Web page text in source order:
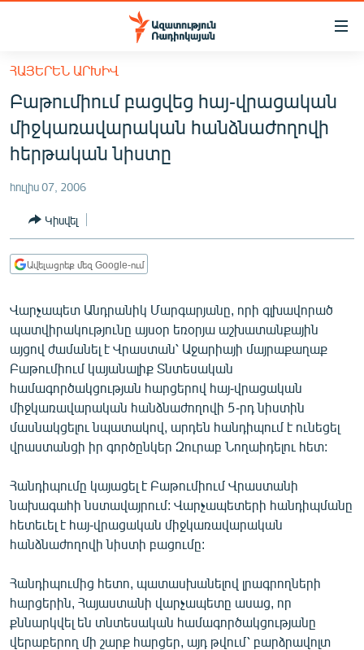
Մատչելիության
հիմնական
բովանդակությանը
Անցնել
հիմնական
մենյուին
ՀԱՅԱՍՏԱՆ
ՔԱՂԱՔԱԿԱՆ
ՀԱՍԱՐԱԿՈՒԹՅՈՒՆ
ՏՆՏԵՍՈՒԹՅՈՒՆ
ՊԱՏԵՐԱԶՄԻ 6 ՇԱԲԱԹՆԵՐԸ
ՏԱՐԱԾԱՇՐՋԱՆ
ՄԻՋԱԶԳԱՅԻՆ
ՄՇԱԿՈՒՅԹ
ՍՊՈՐՏ
ՏՏ ԵՒ ԻՆՏԵՐՆԵՏ
ԿՈՐՈՆԱՎԻՐՈՒՍ
ԱՐԽԻՎ
ՏԵՍԱՆՅՈՒԹԵՐ
ԲԱՆԱՎԵՃ
ՁԳՏԵԼՈՎ ԼԱՎԱԳՈՒՅՆԻՆ
ՀԱՅԵՐԵՆ ԱՐԽԻՎ
Բաթումիում բացվեց հայ-վրացական
միջկառավարական հանձնաժողովի
հերթական նիստը
հուլիս 07, 2006
Կիսվել
Ավելացրեք մեզ Google-ում
Վարչապետ Անդրանիկ Մարգարյանը, որի գլխավորած
պատվիրակությունը այսօր եռօրյա աշխատանքային
այցով ժամանել է Վրաստան՝ Աջարիայի մայրաքաղաք
Բաթումիում կայանալիք Տնտեսական
համագործակցության հարցերով հայ-վրացական
միջկառավարական հանձնաժողովի 5-րդ նիստին
մասնակցելու նպատակով, արդեն հանդիպում է ունեցել
վրաստանցի իր գործընկեր Զուրաբ Նողաիդելու հետ:
Հանդիպումը կայացել է Բաթումիում Վրաստանի
նախագահի նստավայրում: Վարչապետերի հանդիպմանը
հետեւել է հայ-վրացական միջկառավարական
հանձնաժողովի նիստի բացումը:
Հանդիպումից հետո, պատասխանելով լրագրողների
հարցերին, Հայաստանի վարչապետը ասաց, որ
քննարկվել են տնտեսական համագործակցությանը
վերաբերող մի շարք հարցեր, այդ թվում՝ բարձրավոլտ